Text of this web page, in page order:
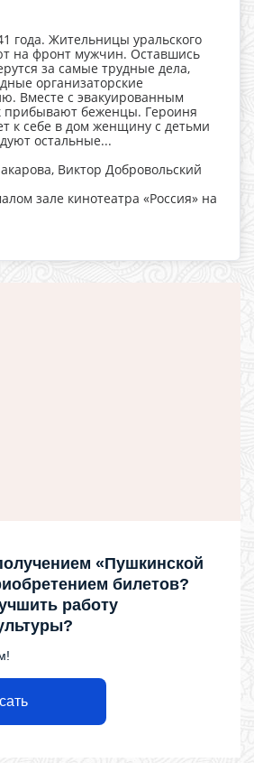
года. Жительницы уральского
на фронт мужчин. Оставшись
за самые трудные дела,
организаторские
Вместе с эвакуированным
прибывают беженцы. Героиня
к себе в дом женщину с детьми
остальные...
Виктор Добровольский
зале кинотеатра «Россия» на
«Пушкинской
билетов?
работу